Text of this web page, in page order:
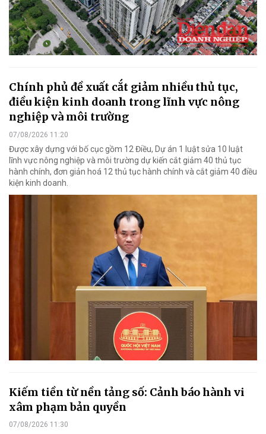
Chính phủ đề xuất cắt giảm nhiều thủ tục,
điều kiện kinh doanh trong lĩnh vực nông
nghiệp và môi trường
07/08/2026 11:20
Được xây dựng với bố cục gồm 12 Điều, Dự án 1 luật sửa 10 luật
lĩnh vực nông nghiệp và môi trường dự kiến cắt giảm 40 thủ tục
hành chính, đơn giản hoá 12 thủ tục hành chính và cắt giảm 40 điều
kiện kinh doanh.
Kiếm tiền từ nền tảng số: Cảnh báo hành vi
xâm phạm bản quyền
07/08/2026 11:30